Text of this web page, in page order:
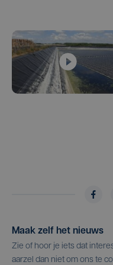
Maak zelf het nieuws
Zie of hoor je iets dat
aarzel dan niet om ons te